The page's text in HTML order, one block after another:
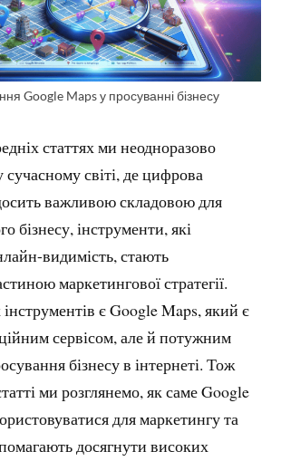
Google Maps у просуванні бізнесу
статтях ми неодноразово
світі, де цифрова
важливою складовою для
бізнесу, інструменти, які
видимість, стають
маркетингової стратегії.
є Google Maps, який є
сервісом, але й потужним
бізнесу в інтернеті. Тож
ми розглянемо, як саме Google
для маркетингу та
досягнути високих